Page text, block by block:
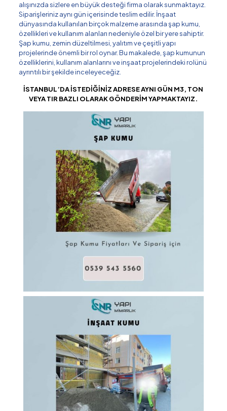
alışınızda sizlere en büyük desteği firma olarak sunmaktayız.
Siparişleriniz aynı gün içerisinde teslim edilir. İnşaat
dünyasında kullanılan birçok malzeme arasında şap kumu,
özellikleri ve kullanım alanları nedeniyle özel bir yere sahiptir.
Şap kumu, zemin düzeltilmesi, yalıtım ve çeşitli yapı
projelerinde önemli bir rol oynar. Bu makalede, şap kumunun
özelliklerini, kullanım alanlarını ve inşaat projelerindeki rolünü
ayrıntılı bir şekilde inceleyeceğiz.
İSTANBUL’DA İSTEDİĞİNİZ ADRESE AYNI GÜN M3, TON
VEYA TIR BAZLI OLARAK GÖNDERİM YAPMAKTAYIZ.